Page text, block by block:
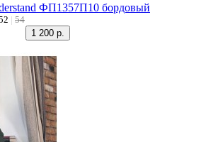
ФП1357П10 бордовый
| 54
1 200 р.